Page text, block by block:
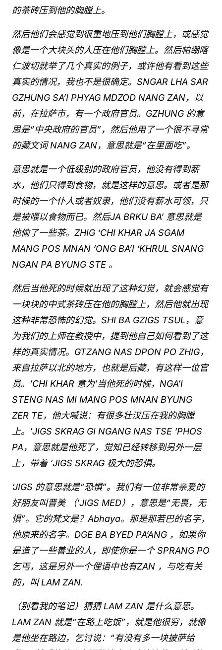
的茶砖压到他的胸膛上。
然后他们会感觉到很重地压到他们胸膛上，或感觉
像是一个大块头的人压在他们胸膛上。然后帕绷喀
仁波切就举了几个真实的例子，或许他有看到这些
真实的情况，我也不是很确定。SNGAR LHA SAR
GZHUNG SA’I PHYAG MDZOD NANG ZAN，以
前，在拉萨市，有一个政府官员。GZHUNG 的意
思是“中央政府的官员”，然后他用了一个很不寻常
的藏文词 NANG ZAN，意思就是“在里面吃”。
意思就是一个低级别的政府官员，他没有得到薪
水，他们只得到食物，就是这样的意思。或者是那
时候的一个仆人或者奴隶，他们没有薪水可领，只
是被喂以食物而已。然后JA BRKU BA’ 意思就是
他偷了一些茶。ZHIG ‘CHI KHAR JA SGAM
MANG POS MNAN ‘ONG BA’I ‘KHRUL SNANG
NGAN PA BYUNG STE 。
然后当他死的时候就出现了这种幻觉，就会感觉有
一块块的中式茶砖压在他的胸膛上，然后他就出现
这种非常恐怖的幻觉。SHI BA GZIGS TSUL，意
为我们的上师在教授中，提到他自己如何看到了这
样的真实情况。GTZANG NAS DPON PO ZHIG，
来自拉萨以北的地方，也就是后藏，有这样一位官
员。’CHI KHAR 意为’当他死的时候，NGA’I
STENG NAS MI MANG POS MNAN BYUNG
ZER TE，他大喊说：有很多壮汉压在我的胸膛
上。’JIGS SKRAG GI NGANG NAS TSE ‘PHOS
PA，意思就是他死了，觉知已经转移到另外一层
上，带着 ‘JIGS SKRAG 极大的恐惧。
‘JIGS 的意思就是“恐惧”。我们有一位非常亲爱的
好朋友叫晋美 （’JIGS MED），意思是“无畏，无
惧”。它的梵文是？Abhaya。那是那若巴的名字，
他原来的名字。DGE BA BYED PA’ANG ，如果你
是造了一些善业的人，即使你是一个 SPRANG PO
乞丐，这是另外一个俚语中也有ZAN ，与吃有关
的，叫 LAM ZAN.
（别看我的笔记）猜猜 LAM ZAN 是什么意思。
LAM ZAN 就是“在路上吃饭”，就是他很穷，就像
是他坐在路边，乞讨说：“有没有多一块披萨给